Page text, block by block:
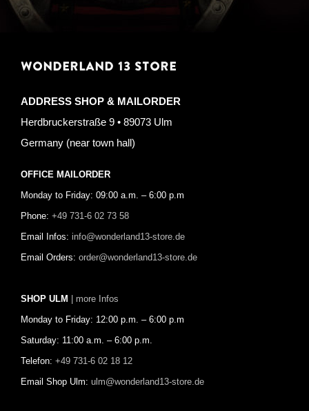
WONDERLAND 13 STORE
ADDRESS SHOP & MAILORDER
Herdbruckerstraße 9 • 89073 Ulm
Germany (near town hall)
OFFICE MAILORDER
Monday to Friday: 09:00 a.m. – 6:00 p.m
Phone: +49 731-6 02 73 58
Email Infos: info@wonderland13-store.de
Email Orders: order@wonderland13-store.de
SHOP ULM | more Infos
Monday to Friday: 12:00 p.m. – 6:00 p.m
Saturday: 11:00 a.m. – 6:00 p.m.
Telefon: +49 731-6 02 18 12
Email Shop Ulm: ulm@wonderland13-store.de